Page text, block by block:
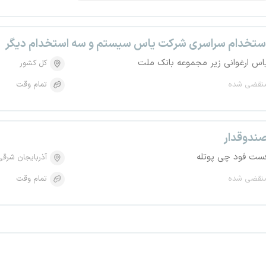
سراسری شرکت یاس سیستم و سه استخدام دیگر
ارغوانی زیر مجموعه بانک ملت
شده
کل کشور
تمام وقت
فود چی پوتله
شده
آذربایجان
تمام وقت